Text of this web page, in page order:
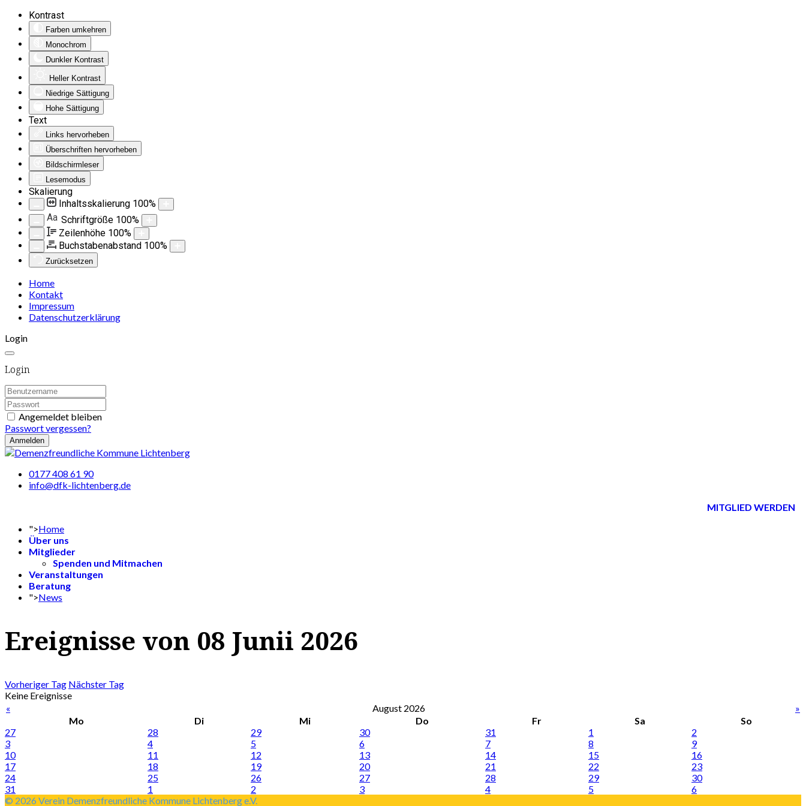
Kontrast
Farben umkehren
Monochrom
Dunkler Kontrast
Heller Kontrast
Niedrige Sättigung
Hohe Sättigung
Text
Links hervorheben
Überschriften hervorheben
Bildschirmleser
Lesemodus
Skalierung
Inhaltsskalierung 100%
Aa Schriftgröße 100%
Zeilenhöhe 100%
Buchstabenabstand 100%
Zurücksetzen
Home
Kontakt
Impressum
Datenschutzerklärung
Login
Login
Angemeldet bleiben
Passwort vergessen?
Anmelden
0177 408 61 90
info@dfk-lichtenberg.de
MITGLIED WERDEN
">Home
Über uns
Mitglieder
Spenden und Mitmachen
Veranstaltungen
Beratung
">News
Ereignisse von 08 Junii 2026
Vorheriger Tag Nächster Tag
Keine Ereignisse
«
August 2026
»
Mo
Di Mi Do Fr Sa
So
27
28 29 30 31 1
2
3
4 5 6 7 8
9
10
11 12 13 14 15
16
17
18 19 20 21 22
23
24
25 26 27 28 29
30
31
1 2 3 4 5
6
© 2026 Verein Demenzfreundliche Kommune Lichtenberg e.V.